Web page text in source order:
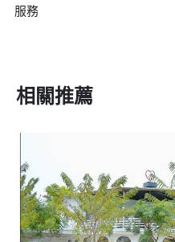
服務
相關推薦